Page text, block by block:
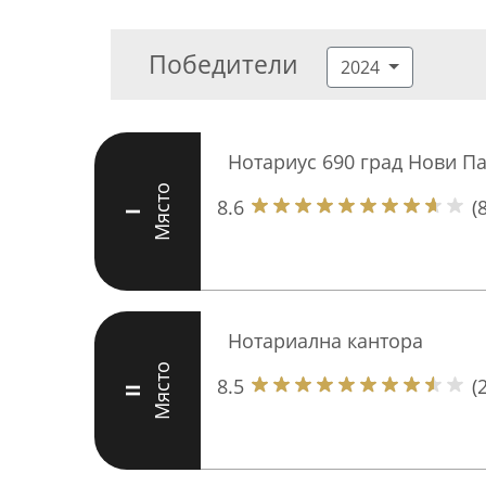
Победители 2024
I Място
Нотариус 690 град Нови
8.6
II Място
Нотариална кантора
8.5